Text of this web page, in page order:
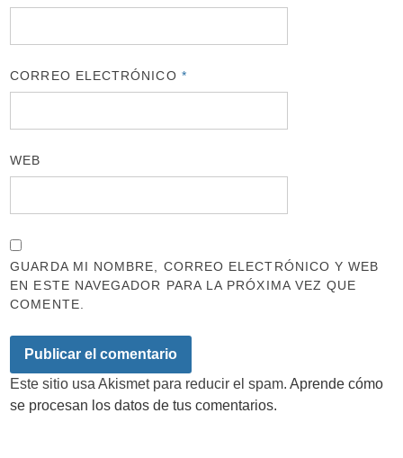
CORREO ELECTRÓNICO *
WEB
GUARDA MI NOMBRE, CORREO ELECTRÓNICO Y WEB
EN ESTE NAVEGADOR PARA LA PRÓXIMA VEZ QUE
COMENTE.
Este sitio usa Akismet para reducir el spam.Aprende cómo
se procesan los datos de tus comentarios.